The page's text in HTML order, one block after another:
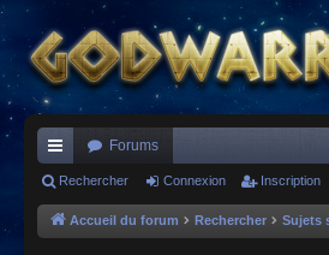
ac
co
Forums
Rechercher Connexion Inscription
Accueil du forum Rechercher Sujets